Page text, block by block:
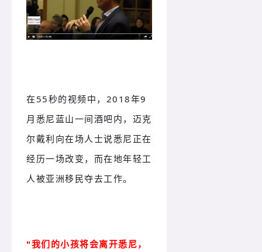
在55秒的视频中，2018年9
月悉尼蓝山一间酒吧内，迈克
尔戴利向在场人士说悉尼正在
经历一场改变，而在地年轻工
人被亚洲移民夺去工作。
"我们的小孩将会离开悉尼，